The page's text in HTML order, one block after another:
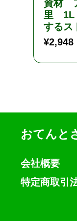
資材
里 1L
するス
¥2,948
おてんと
会社概要
特定商取引